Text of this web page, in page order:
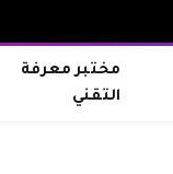
مختبر معرفة
التقني